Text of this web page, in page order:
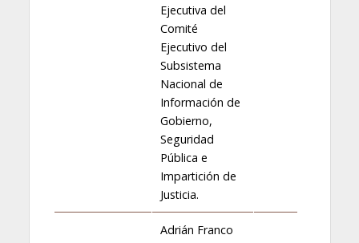
Ejecutiva del
Comité
Ejecutivo del
Subsistema
Nacional de
Información de
Gobierno,
Seguridad
Pública e
Impartición de
Justicia.
Adrián Franco